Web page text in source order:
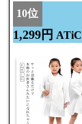
10位
1,299円 ATiC